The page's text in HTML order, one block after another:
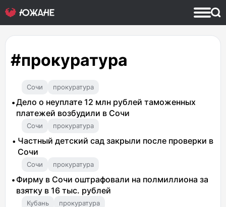
#прокуратура
Сочи прокуратура
Дело о неуплате 12 млн рублей таможенных
платежей возбудили в Сочи
Сочи прокуратура
Частный детский сад закрыли после проверки в
Сочи
Сочи прокуратура
Фирму в Сочи оштрафовали на полмиллиона за
взятку в 16 тыс. рублей
Кубань прокуратура